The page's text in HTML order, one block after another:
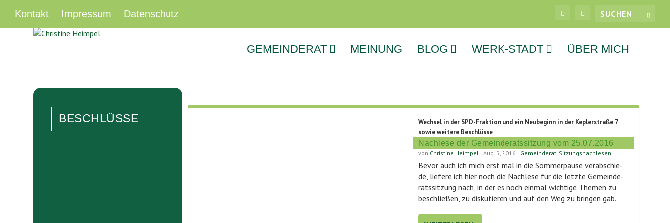
Kontakt Impressum Datenschutz
GEMEINDERAT MEINUNG BLOG WERK-STADT ÜBER MICH
BESCHLÜSSE
Wechsel in der SPD-Fraktion und ein Neubeginn in der Keplerstraße 7
sowie weitere Beschlüsse
Nachlese der Gemeinderatssitzung vom 25.07.2016
von Christine Heimpel |Aug. 5, 2016 | Gemeinderat, Sitzungsnachlesen
Bevor auch ich mich erst mal in die Som­mer­pau­se ver­ab­schie­
de, lie­fe­re ich hier noch die Nach­le­se für die letz­te Gemein­de­
rats­sit­zung nach, in der es noch ein­mal wich­ti­ge The­men zu
beschlie­ßen, zu dis­ku­tie­ren und auf den Weg zu brin­gen gab.